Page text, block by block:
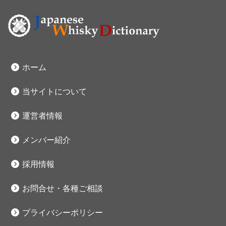
ホーム
当サイトについて
運営者情報
メンバー紹介
採用情報
お問合せ・各種ご相談
プライバシーポリシー